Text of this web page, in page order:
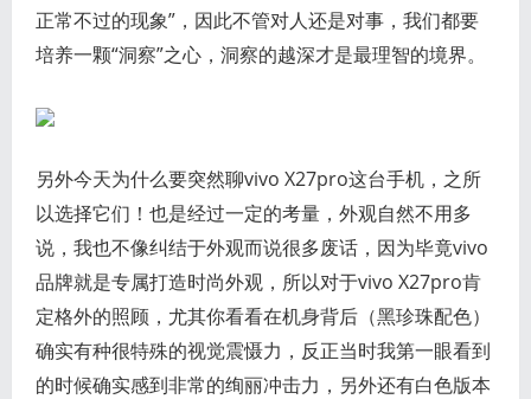
正常不过的现象”，因此不管对人还是对事，我们都要
培养一颗“洞察”之心，洞察的越深才是最理智的境界。
另外今天为什么要突然聊vivo X27pro这台手机，之所
以选择它们！也是经过一定的考量，外观自然不用多
说，我也不像纠结于外观而说很多废话，因为毕竟vivo
品牌就是专属打造时尚外观，所以对于vivo X27pro肯
定格外的照顾，尤其你看看在机身背后（黑珍珠配色）
确实有种很特殊的视觉震慑力，反正当时我第一眼看到
的时候确实感到非常的绚丽冲击力，另外还有白色版本